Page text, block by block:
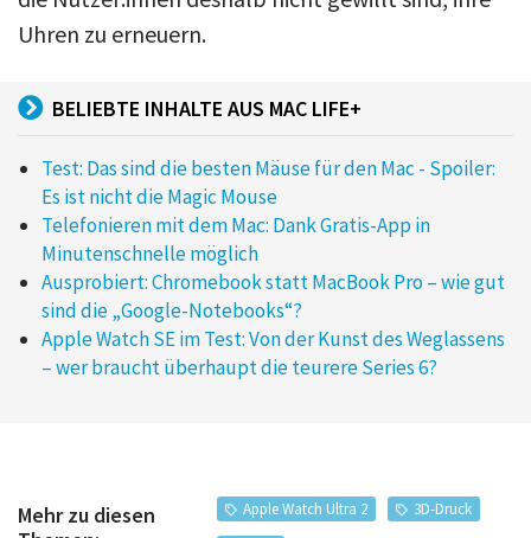
Uhren zu erneuern.
BELIEBTE INHALTE AUS MAC LIFE+
Test: Das sind die besten Mäuse für den Mac - Spoiler:
Es ist nicht die Magic Mouse
Telefonieren mit dem Mac: Dank Gratis-App in
Minutenschnelle möglich
Ausprobiert: Chromebook statt MacBook Pro – wie gut
sind die „Google-Notebooks“?
Apple Watch SE im Test: Von der Kunst des Weglassens
– wer braucht überhaupt die teurere Series 6?
Mehr zu diesen
Apple Watch Ultra 2
3D-Druck